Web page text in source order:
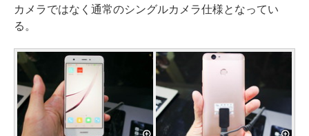
カメラではなく通常のシングルカメラ仕様となってい
る。